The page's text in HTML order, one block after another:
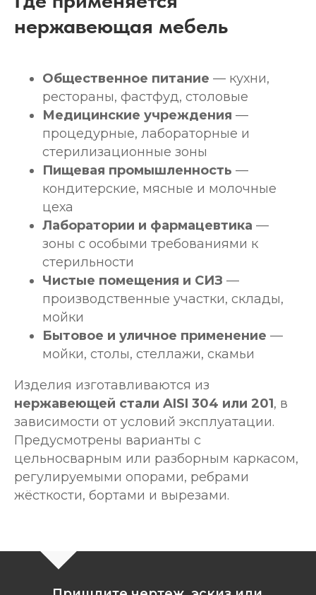
нержавеющая мебель
Общественное питание — кухни,
рестораны, фастфуд, столовые
Медицинские учреждения —
процедурные, лабораторные и
стерилизационные зоны
Пищевая промышленность —
кондитерские, мясные и молочные
цеха
Лаборатории и фармацевтика —
зоны с особыми требованиями к
стерильности
Чистые помещения и СИЗ —
производственные участки, склады,
мойки
Бытовое и уличное применение —
мойки, столы, стеллажи, скамьи
Изделия изготавливаются из
нержавеющей стали AISI 304 или 201, в
зависимости от условий эксплуатации.
Предусмотрены варианты с
цельносварным или разборным каркасом,
регулируемыми опорами, ребрами
жёсткости, бортами и вырезами.